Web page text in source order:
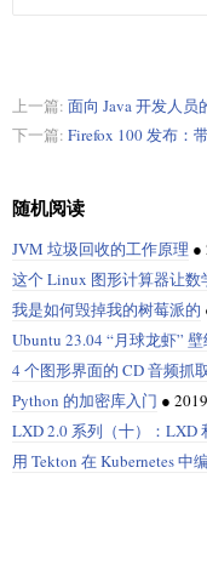
上一篇: 面向 Java 开发人员
下一篇: Firefox 100 发布：
随机阅读
JVM 垃圾回收的工作原理 ●
这个 Linux 图形计算器让数
我是如何毁掉我的树莓派的
Ubuntu 23.04 “月球龙虾”
4 个图形界面的 CD 音频抓
Python 的加密库入门 ●
LXD 2.0 系列（十）：LXD
用 Tekton 在 Kubernetes